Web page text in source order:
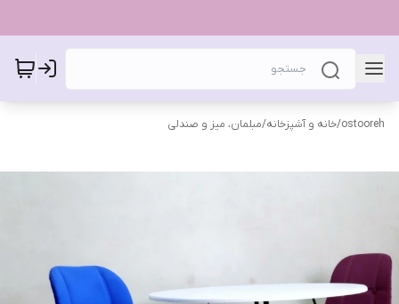
ostooreh
/خانه و آشپزخانه/مبلمان، میز و صندلی